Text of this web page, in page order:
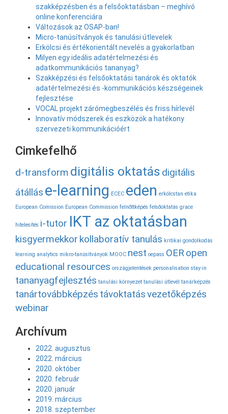
szakképzésben és a felsőoktatásban – meghívó
online konferenciára
Változások az OSAP-ban!
Micro-tanúsítványok és tanulási útlevelek
Erkölcsi és értékorientált nevelés a gyakorlatban
Milyen egy ideális adatértelmezési és
adatkommunikációs tananyag?
Szakképzési és felsőoktatási tanárok és oktatók
adatértelmezési és -kommunikációs készségeinek
fejlesztése
VOCAL projekt zárómegbeszélés és friss hírlevél
Innovatív módszerek és eszközök a hatékony
szervezeti kommunikációért
Cimkefelhő
d-transform digitális oktatás digitális
átállás e-learning ECEC eden erkölcstan etika
European Comission European Commission felnőttképés felsőoktatás grace
hitelesítés i-tutor IKT az oktatásban
kisgyermekkor kollaboratív tanulás kritikai gondolkodás
learning analytics mikro-tanúsítványok MOOC nest oepass OERopen
educational resources országjelentések personalisation stay-in
tananyagfejlesztés tanulási környezet tanulási útlevél tanárképzés
tanártovábbképzés távoktatásvezetőképzés
webinar
Archívum
2022. augusztus
2022. március
2020. október
2020. február
2020. január
2019. március
2018. szeptember